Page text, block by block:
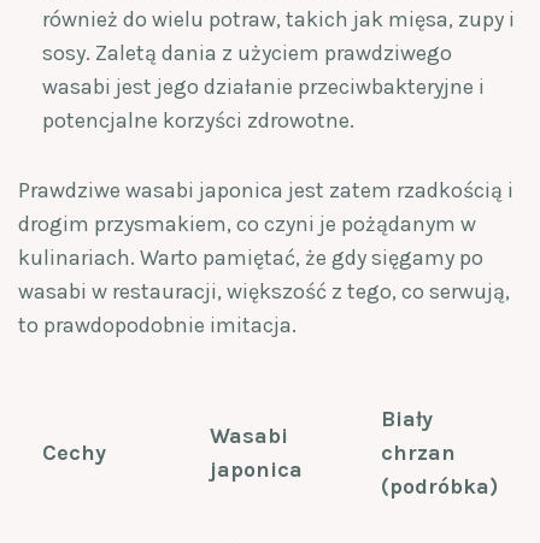
również do wielu potraw, takich jak mięsa, zupy i
sosy. Zaletą dania z użyciem prawdziwego
wasabi jest jego działanie przeciwbakteryjne i
potencjalne korzyści zdrowotne.
Prawdziwe wasabi japonica jest zatem rzadkością i
drogim przysmakiem, co czyni je pożądanym w
kulinariach. Warto pamiętać, że gdy sięgamy po
wasabi w restauracji, większość z tego, co serwują,
to prawdopodobnie imitacja.
Cechy
Wasabi
japonica
Biały
chrzan
(podróbka)